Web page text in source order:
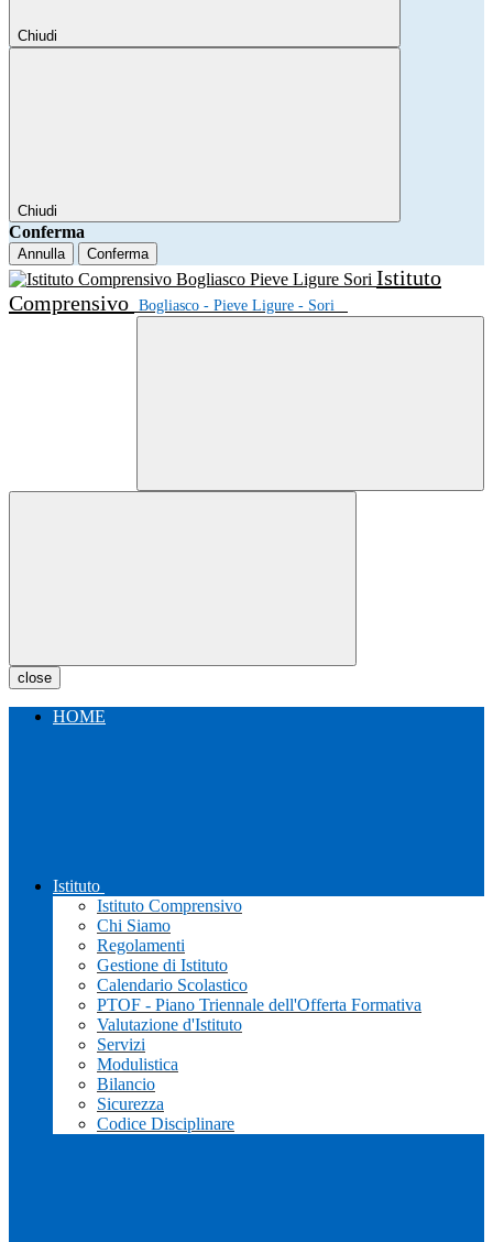
Chiudi
Chiudi
Conferma
Annulla Conferma
Istituto
Comprensivo Bogliasco - Pieve Ligure - Sori
close
HOME
Istituto
Istituto Comprensivo
Chi Siamo
Regolamenti
Gestione di Istituto
Calendario Scolastico
PTOF - Piano Triennale dell'Offerta Formativa
Valutazione d'Istituto
Servizi
Modulistica
Bilancio
Sicurezza
Codice Disciplinare